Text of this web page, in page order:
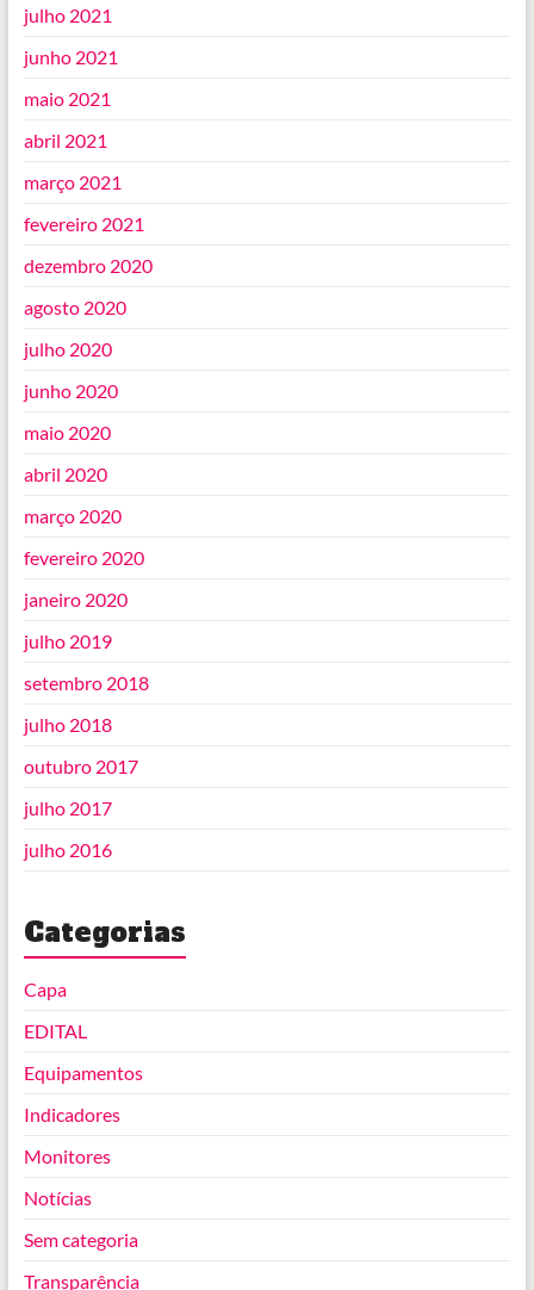
julho 2021
junho 2021
maio 2021
abril 2021
março 2021
fevereiro 2021
dezembro 2020
agosto 2020
julho 2020
junho 2020
maio 2020
abril 2020
março 2020
fevereiro 2020
janeiro 2020
julho 2019
setembro 2018
julho 2018
outubro 2017
julho 2017
julho 2016
Categorias
Capa
EDITAL
Equipamentos
Indicadores
Monitores
Notícias
Sem categoria
Transparência